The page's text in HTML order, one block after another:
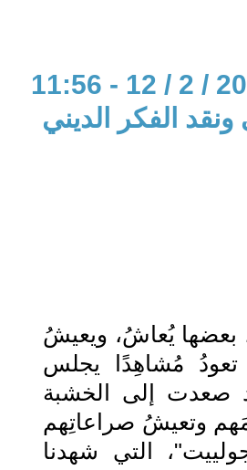
الفكر الديني
يُعاشُ، ويعيشُ
تعودُ مُشاهِدًا يجلس
صعدت إلى الخشبة
وتعيشُ صراعاتِهم
التي شهدنا